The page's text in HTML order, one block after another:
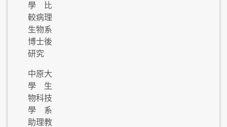
學 比
較病理
生物系
博士後
研究
中原大
學 生
物科技
學系
助理教